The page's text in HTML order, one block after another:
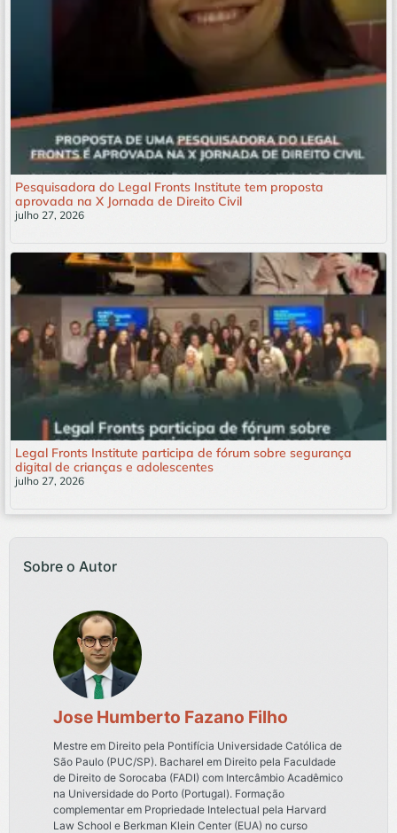
Pesquisadora do Legal Fronts Institute tem proposta
aprovada na X Jornada de Direito Civil
julho 27, 2026
Legal Fronts Institute participa de fórum sobre segurança
digital de crianças e adolescentes
julho 27, 2026
Sobre o Autor
Jose Humberto Fazano Filho
Mestre em Direito pela Pontifícia Universidade Católica de
São Paulo (PUC/SP). Bacharel em Direito pela Faculdade
de Direito de Sorocaba (FADI) com Intercâmbio Acadêmico
na Universidade do Porto (Portugal). Formação
complementar em Propriedade Intelectual pela Harvard
Law School e Berkman Klein Center (EUA) no curso